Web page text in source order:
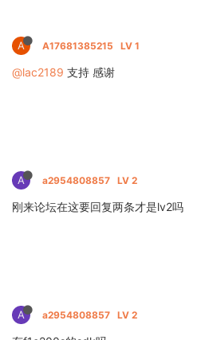
A A17681385215 LV 1
@lac2189 支持 感谢
A a2954808857 LV 2
刚来论坛在这要回复两条才是lv2吗
A a2954808857 LV 2